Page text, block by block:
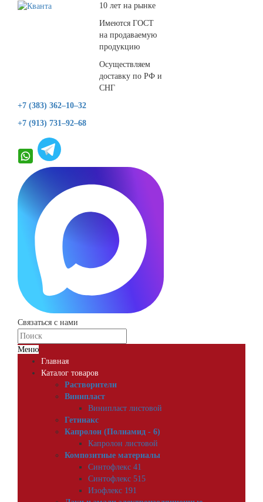
10 лет на рынке
Имеются ГОСТ
на продаваемую
продукцию
Осуществляем
доставку по РФ и
СНГ
+7 (383) 362–10–32
+7 (913) 731–92–68
Связаться с нами
Меню
Главная
Каталог товаров
Растворители
Винипласт
Винипласт листовой
Гетинакс
Капролон (Полиамид - 6)
Капролон листовой
Композитные материалы
Синтофлекс 41
Синтофлекс 515
Изофлекс 191